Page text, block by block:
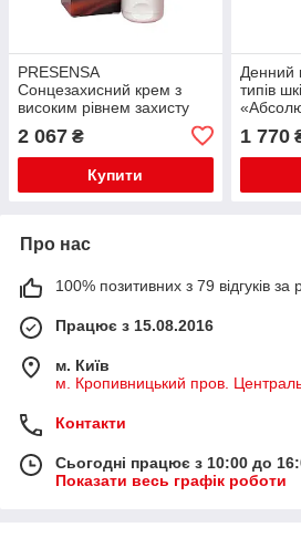
PRESENSA
Сонцезахисний крем з
високим рівнем захисту
2 067 ₴
Купити
Денний
типів
SPF
TM
1 770
Про нас
100% позитивних з 79 відгуків за
Працює з 15.08.2016
м. Київ
м. Кропивницький пров.
Контакти
Сьогодні працює з 10:00 до
Показати весь графік роботи